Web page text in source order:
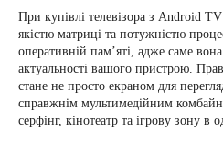
При купівлі телевізора з Android
якістю матриці та потужністю
оперативній пам’яті, адже саме вона
актуальності вашого пристрою.
стане не просто екраном для
справжнім мультимедійним
серфінг, кінотеатр та ігрову зону в